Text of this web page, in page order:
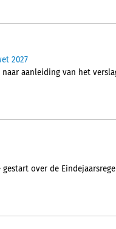
2027
aanleiding van het
over de